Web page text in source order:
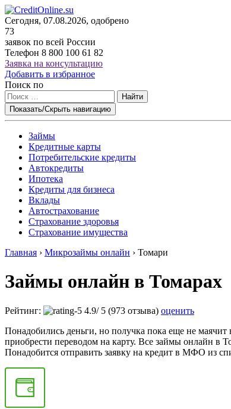
Сегодня, 07.08.2026, одобрено
73
заявок по всей России
Телефон 8 800 100 61 82
Заявка на консультацию
Добавить в избранное
Поиск по
Найти
Показать/Скрыть навигацию
Займы
Кредитные карты
Потребительские кредиты
Автокредиты
Ипотека
Кредиты для бизнеса
Вклады
Автострахование
Страхование здоровья
Страхование имущества
Главная › Микрозаймы онлайн › Томари
Займы онлайн в Томарах
Рейтинг: 4.9/ 5 (973 отзыва) оценить
Понадобились деньги, но получка пока еще не маячит
приобрести переводом на карту. Все займы онлайн в
Понадобится отправить заявку на кредит в МФО из